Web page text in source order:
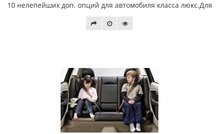
10 нелепейших доп. опций для автомобиля класса люкс.Для